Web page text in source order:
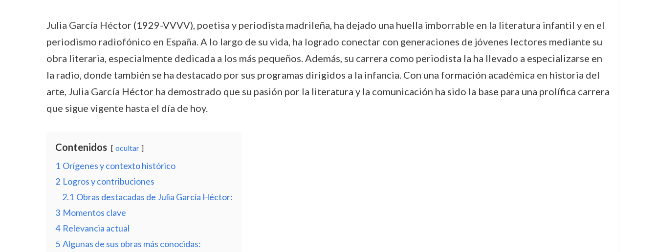
Julia García Héctor (1929-VVVV), poetisa y periodista madrileña, ha dejado una huella imborrable en la literatura infantil y en el
periodismo radiofónico en España. A lo largo de su vida, ha logrado conectar con generaciones de jóvenes lectores mediante su
obra literaria, especialmente dedicada a los más pequeños. Además, su carrera como periodista la ha llevado a especializarse en
la radio, donde también se ha destacado por sus programas dirigidos a la infancia. Con una formación académica en historia del
arte, Julia García Héctor ha demostrado que su pasión por la literatura y la comunicación ha sido la base para una prolífica carrera
que sigue vigente hasta el día de hoy.
Contenidos ocultar
1 Orígenes y contexto histórico
2 Logros y contribuciones
2.1 Obras destacadas de Julia García Héctor:
3 Momentos clave
4 Relevancia actual
5 Algunas de sus obras más conocidas: